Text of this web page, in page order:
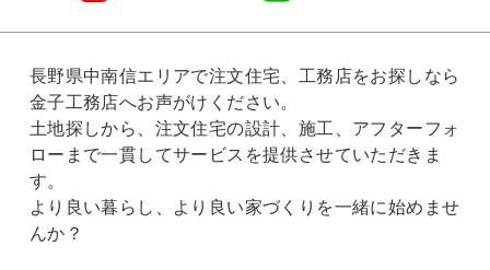
長野県中南信エリアで注文住宅、工務店をお探しなら
金子工務店へお声がけください。
土地探しから、注文住宅の設計、施工、アフターフォ
ローまで一貫してサービスを提供させていただきま
す。
より良い暮らし、より良い家づくりを一緒に始めませ
んか？